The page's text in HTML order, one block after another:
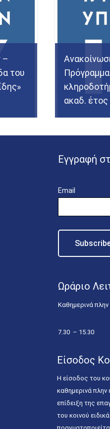
–
του
ακαδ.
Εγγραφή
Email
Ωράριο
Καθημερινά
7.30 – 15.30
Είσοδος
Η είσοδος του
καθημερινά
επίδειξη της
του κοινού